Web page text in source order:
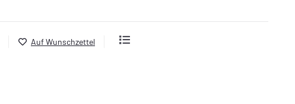
Auf Wunschzettel